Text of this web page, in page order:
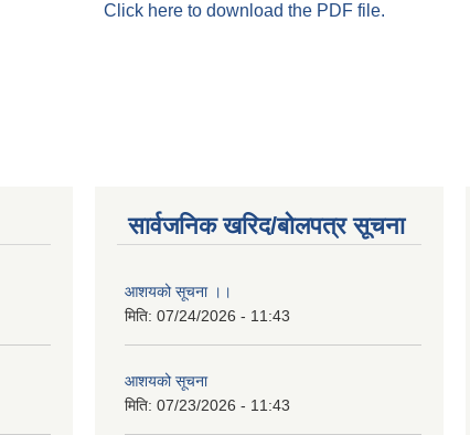
Click here to download the PDF file.
सार्वजनिक खरिद/बोलपत्र सूचना
आशयको सूचना ।।
मिति: 07/24/2026 - 11:43
आशयको सूचना
मिति: 07/23/2026 - 11:43